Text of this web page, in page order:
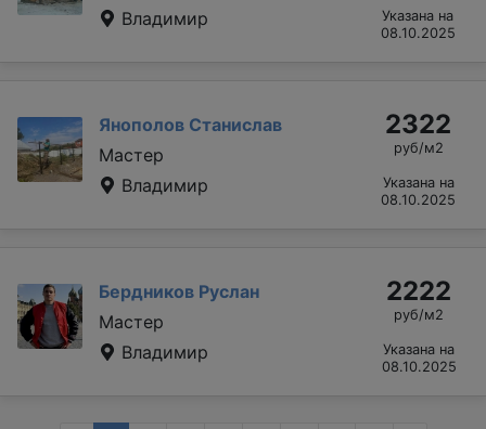
Владимир
Указана на
08.10.2025
Янополов Станислав
Мастер
Владимир
2322
руб/м2
Указана на
08.10.2025
Бердников Руслан
Мастер
Владимир
2222
руб/м2
Указана на
08.10.2025